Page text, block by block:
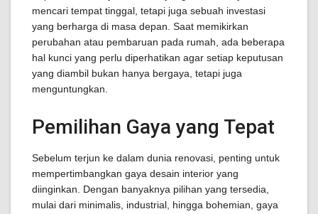
mencari tempat tinggal, tetapi juga sebuah investasi
yang berharga di masa depan. Saat memikirkan
perubahan atau pembaruan pada rumah, ada beberapa
hal kunci yang perlu diperhatikan agar setiap keputusan
yang diambil bukan hanya bergaya, tetapi juga
menguntungkan.
Pemilihan Gaya yang Tepat
Sebelum terjun ke dalam dunia renovasi, penting untuk
mempertimbangkan gaya desain interior yang
diinginkan. Dengan banyaknya pilihan yang tersedia,
mulai dari minimalis, industrial, hingga bohemian, gaya